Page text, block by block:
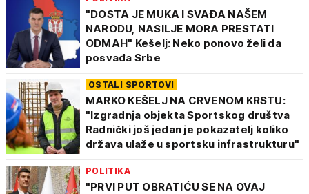
"DOSTA JE MUKA I SVAĐA NAŠEM
NARODU, NASILJE MORA PRESTATI
ODMAH" Kešelj: Neko ponovo želi da
posvađa Srbe
OSTALI SPORTOVI
MARKO KEŠELJ NA CRVENOM KRSTU:
"Izgradnja objekta Sportskog društva
Radnički još jedan je pokazatelj koliko
država ulaže u sportsku infrastrukturu"
POLITIKA
"PRVI PUT OBRATIĆU SE NA OVAJ